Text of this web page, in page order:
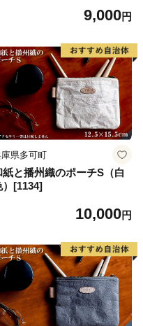
9,000円
庫県多可町
紙と播州織のポーチS（白
）[1134]
10,000円